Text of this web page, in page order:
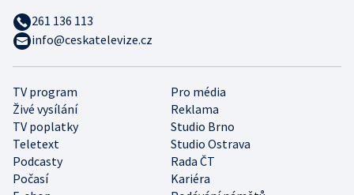
TV program
Pro média
Živé vysílání
Reklama
TV poplatky
Studio Brno
Teletext
Studio Ostrava
Podcasty
Rada ČT
Počasí
Kariéra
261 136 113
info@ceskatelevize.cz